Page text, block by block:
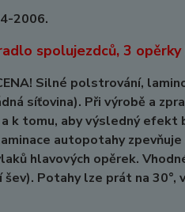
2006.
spolujezdců, 3 opěrky
Silné polstrování,
síťovina). Při výrobě a
k tomu, aby výsledný
autopotahy
hlavových opěrek.
Potahy lze prát na 30°,